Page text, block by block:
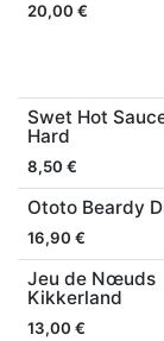
20,00 €
Swet Hot
Hard
8,50 €
Ototo Beardy
16,90 €
Jeu de Nœuds
Kikkerland
13,00 €